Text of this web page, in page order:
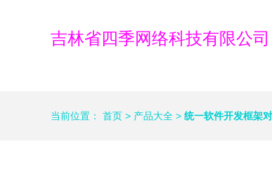
吉林省四季网络科技有限公司
当前位置： 首页 > 产品大全 > 统一软件开发框架